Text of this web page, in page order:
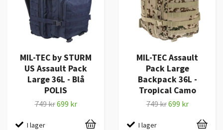
MIL-TEC by STURM
US Assault Pack
Large 36L - Blå
POLIS
749 kr699 kr
I lager
MIL-TEC Assault
Pack Large
Backpack 36L -
Tropical Camo
749 kr699 kr
I lager